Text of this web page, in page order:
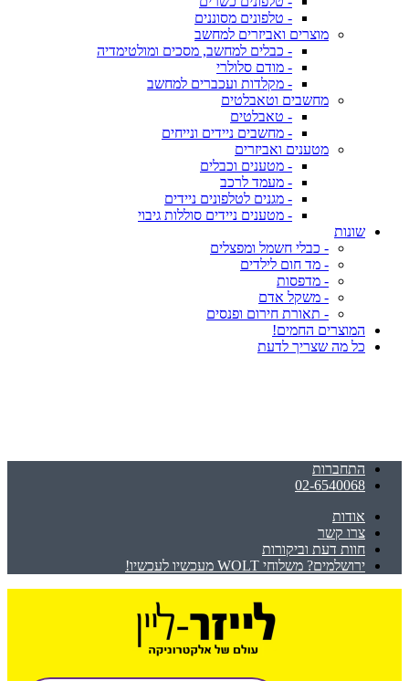
- טלפונים מסוננים
מוצרים ואביזרים למחשב
- כבלים למחשב, מסכים ומולטימדיה
- מודם סלולרי
- מקלדות ועכברים למחשב
מחשבים וטאבלטים
- טאבלטים
- מחשבים ניידים ונייחים
מטענים ואביזרים
- מטענים וכבלים
- מעמד לרכב
- מגנים לטלפונים ניידים
- מטענים ניידים סוללות גיבוי
שונות
- כבלי חשמל ומפצלים
- מד חום לילדים
- מדפסות
- משקל אדם
- תאורת חירום ופנסים
המוצרים החמים!
כל מה שצריך לדעת
התחברות
02-6540068
אודות
צרו קשר
חוות דעת וביקורות
ירושלמים? משלוחי WOLT מעכשיו לעכשיו!